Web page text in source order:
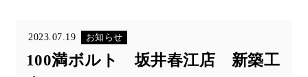
2023.07.19 お知らせ
100満ボルト 坂井春江店 新築工